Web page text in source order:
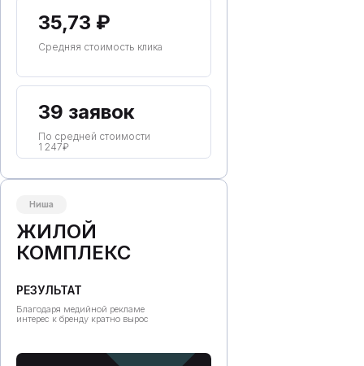
35,73 ₽
39 заявок
Средняя стоимость клика
По средней стоимости
1 247₽
РЕЗУЛЬТАТ
ЖИЛОЙ
КОМПЛЕКС
Благодаря медийной рекламе
интерес к бренду кратно вырос
Ниша
В ИРК ОБЛАСТИ
ПО КОНТЕКСТУ И ТАРГЕТУ
(РЕЙТИНГ РУНЕТА)
2 место
РЕКЛАМНЫХ КАМПАНИЙ
ЗА ПЛЕЧАМИ
Более 300
О НАС